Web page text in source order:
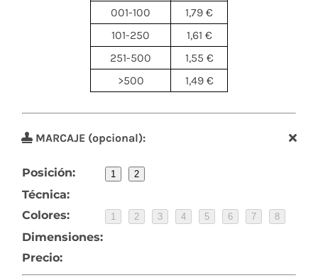
001-100
1,79 €
101-250
1,61 €
251-500
1,55 €
>500
1,49 €
MARCAJE (opcional):
Posición: 1 2
Técnica:
Colores:
1 2 3 4 5 6 7 8
Dimensiones:
Precio: